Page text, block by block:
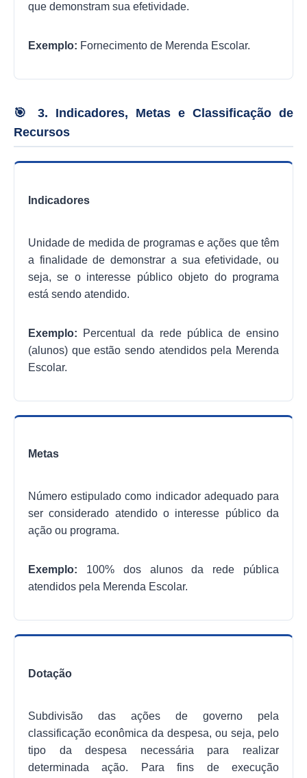
que demonstram sua efetividade.
Exemplo: Fornecimento de Merenda Escolar.
🎯 3. Indicadores, Metas e Classificação de
Recursos
Indicadores
Unidade de medida de programas e ações que têm
a finalidade de demonstrar a sua efetividade, ou
seja, se o interesse público objeto do programa
está sendo atendido.
Exemplo: Percentual da rede pública de ensino
(alunos) que estão sendo atendidos pela Merenda
Escolar.
Metas
Número estipulado como indicador adequado para
ser considerado atendido o interesse público da
ação ou programa.
Exemplo: 100% dos alunos da rede pública
atendidos pela Merenda Escolar.
Dotação
Subdivisão das ações de governo pela
classificação econômica da despesa, ou seja, pelo
tipo da despesa necessária para realizar
determinada ação. Para fins de execução